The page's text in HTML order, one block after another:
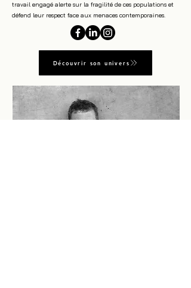
travail engagé alerte sur la fragilité de ces populations et
défend leur respect face aux menaces contemporaines.
Découvrir son univers